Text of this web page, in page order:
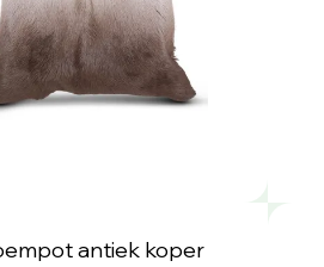
antiek koper